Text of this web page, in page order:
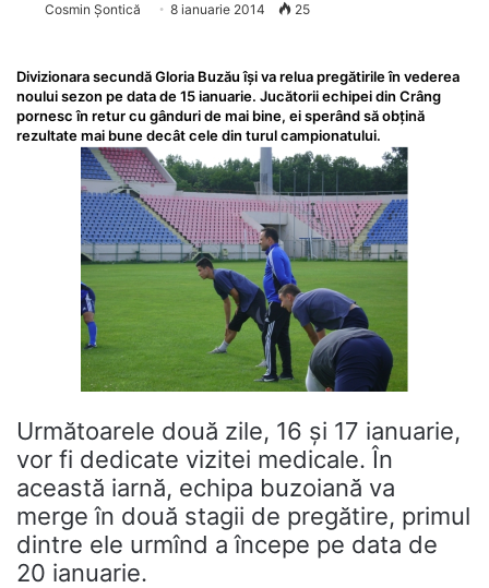
Cosmin Șontică 8 ianuarie 2014 25
Divizionara secundă Gloria Buzău îşi va relua pregătirile în vederea
noului sezon pe data de 15 ianuarie. Jucătorii echipei din Crâng
pornesc în retur cu gânduri de mai bine, ei sperând să obțină
rezultate mai bune decât cele din turul campionatului.
Următoarele două zile, 16 şi 17 ianuarie,
vor fi dedicate vizitei medicale. În
această iarnă, echipa buzoiană va
merge în două stagii de pregătire, primul
dintre ele urmînd a începe pe data de
20 ianuarie.